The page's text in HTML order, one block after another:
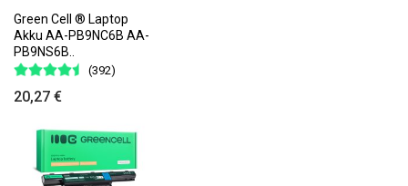
Green Cell ® Laptop
Akku AA-PB9NC6B AA-
PB9NS6B..
(392)
20,27 €